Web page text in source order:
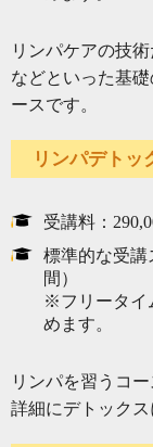
リンパケアの技
などといった基
ースです。
リンパデトッ
受講料：
標準的な受講
間）
※フリータイ
めます。
リンパを習うコ
詳細にデトックス